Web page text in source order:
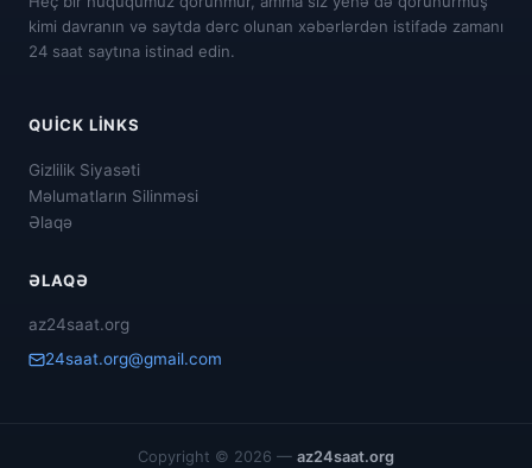
kimi davranın və saytda dərc olunan xəbərlərdən istifadə zamanı
24 saat saytına istinad edin.
QUICK LINKS
Gizlilik Siyasəti
Məlumatların Silinməsi
Əlaqə
ƏLAQƏ
az24saat.org
24saat.org@gmail.com
Copyright © 2026 — az24saat.org